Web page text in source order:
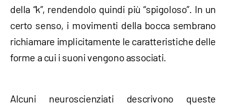
della “k”, rendendolo quindi più “spigoloso”. In un
certo senso, i movimenti della bocca sembrano
richiamare implicitamente le caratteristiche delle
forme a cui i suoni vengono associati.
Alcuni neuroscienziati descrivono queste